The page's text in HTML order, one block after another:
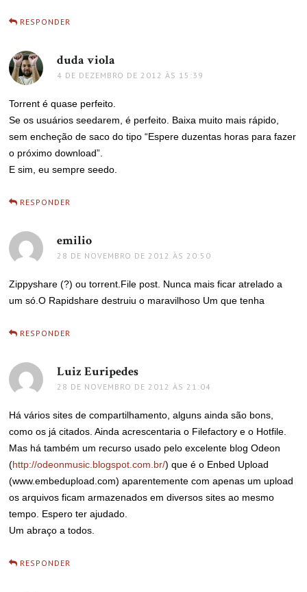
RESPONDER
duda viola
4 DE DEZEMBRO DE 2012 ÀS 15:39
Torrent é quase perfeito.
Se os usuários seedarem, é perfeito. Baixa muito mais rápido,
sem encheção de saco do tipo “Espere duzentas horas para fazer
o próximo download”.
E sim, eu sempre seedo.
RESPONDER
emilio
28 DE NOVEMBRO DE 2012 ÀS 20:50
Zippyshare (?) ou torrent.File post. Nunca mais ficar atrelado a
um só.O Rapidshare destruiu o maravilhoso Um que tenha
RESPONDER
Luiz Euripedes
28 DE NOVEMBRO DE 2012 ÀS 21:04
Há vários sites de compartilhamento, alguns ainda são bons,
como os já citados. Ainda acrescentaria o Filefactory e o Hotfile.
Mas há também um recurso usado pelo excelente blog Odeon
(http://odeonmusic.blogspot.com.br/) que é o Enbed Upload
(www.embedupload.com) aparentemente com apenas um upload
os arquivos ficam armazenados em diversos sites ao mesmo
tempo. Espero ter ajudado.
Um abraço a todos.
RESPONDER